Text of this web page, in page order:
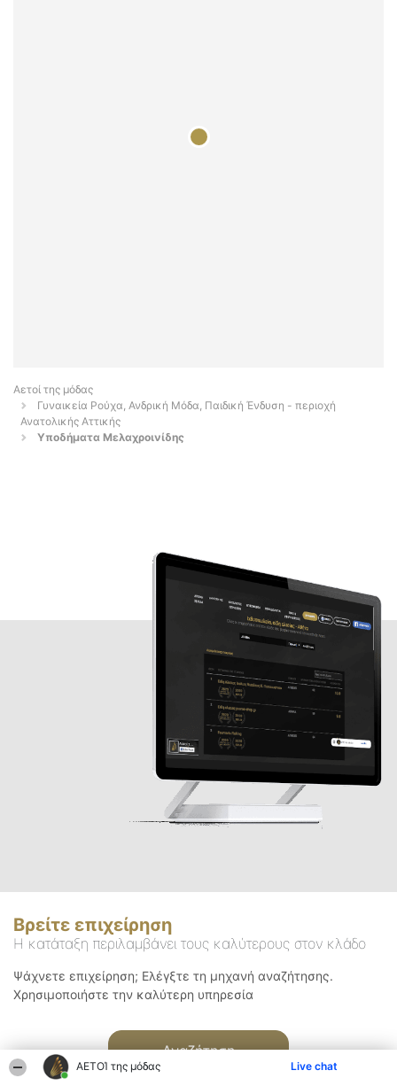
ΑΕΤΟΊ της μόδας Live chat
Αετοί της μόδας
Γυναικεία Ρούχα, Ανδρική Μόδα, Παιδική Ένδυση - περιοχή
Ανατολικής Αττικής
Υποδήματα Μελαχροινίδης
Βρείτε επιχείρηση
Η κατάταξη περιλαμβάνει τους καλύτερους στον κλάδο
Ψάχνετε επιχείρηση; Ελέγξτε τη μηχανή αναζήτησης.
Χρησιμοποιήστε την καλύτερη υπηρεσία
Αναζήτηση